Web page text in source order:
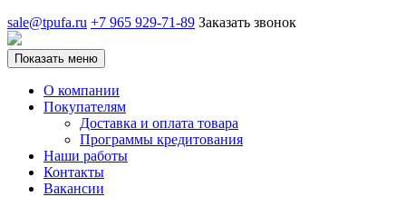
sale@tpufa.ru +7 965 929-71-89 Заказать звонок
Показать меню
О компании
Покупателям
Доставка и оплата товара
Программы кредитования
Наши работы
Контакты
Вакансии